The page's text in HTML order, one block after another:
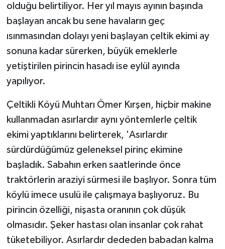
olduğu belirtiliyor. Her yıl mayıs ayının başında
başlayan ancak bu sene havaların geç
ısınmasından dolayı yeni başlayan çeltik ekimi ay
sonuna kadar sürerken, büyük emeklerle
yetiştirilen pirincin hasadı ise eylül ayında
yapılıyor.
Çeltikli Köyü Muhtarı Ömer Kırşen, hiçbir makine
kullanmadan asırlardır aynı yöntemlerle çeltik
ekimi yaptıklarını belirterek, 'Asırlardır
sürdürdüğümüz geleneksel pirinç ekimine
başladık. Sabahın erken saatlerinde önce
traktörlerin araziyi sürmesi ile başlıyor. Sonra tüm
köylü imece usulü ile çalışmaya başlıyoruz. Bu
pirincin özelliği, nişasta oranının çok düşük
olmasıdır. Şeker hastası olan insanlar çok rahat
tüketebiliyor. Asırlardır dededen babadan kalma
ÜLKE GÜNDEMİ
YEREL